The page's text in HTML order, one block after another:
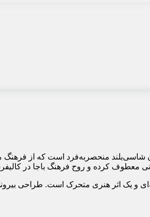
شاسی‌بلند منحصربه‌فرد است که از فرهنگ
معطوف کرده و روح فرهنگ باجا در
و یک اثر هنری متحرک است. طراحی